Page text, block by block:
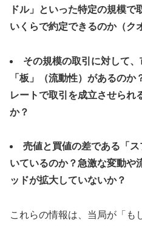
ドル」といった特定の規模
いくらで約定できるのか（ク
その規模の取引に対して
「板」（流動性）があるの
レートで取引を成立させられ
か？
売値と買値の差である「
いているのか？急激な変動や
ッドが拡大していないか？
これらの情報は、当局が「も